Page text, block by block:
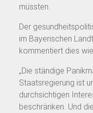
müssten.
Der
im Bayerischen
kommentiert dies
„Die ständige
Staatsregierung ist
durchsichtigen
beschränken. Und